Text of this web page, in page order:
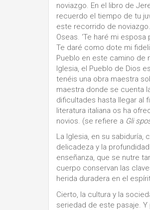
noviazgo. En el libro de
recuerdo el tiempo de tu
este recorrido de
Oseas. ‘Te haré mi
Te daré como dote mi
Pueblo en este camino de
Iglesia, el Pueblo de Dios
tenéis una obra maestra
maestra donde se cuenta
dificultades hasta llegar al
literatura italiana os ha
novios. (se refiere a Gli
La Iglesia, en su
delicadeza y la
enseñanza, que se nutre
cuerpo conservan las
herida duradera en el
Cierto, la cultura y la
seriedad de este pasaje.